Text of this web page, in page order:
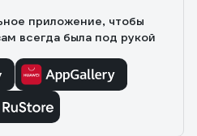
приложение, чтобы
всегда была под рукой